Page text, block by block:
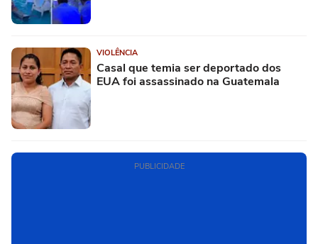
VIOLÊNCIA
Casal que temia ser deportado dos
EUA foi assassinado na Guatemala
PUBLICIDADE